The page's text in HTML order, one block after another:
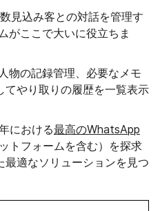
見込み客との対話を管理す
がここで大いに役立ちま
物の記録管理、必要なメモ
てやり取りの履歴を一覧表示
における最高のWhatsApp
トフォームを含む）を探求
最適なソリューションを見つ